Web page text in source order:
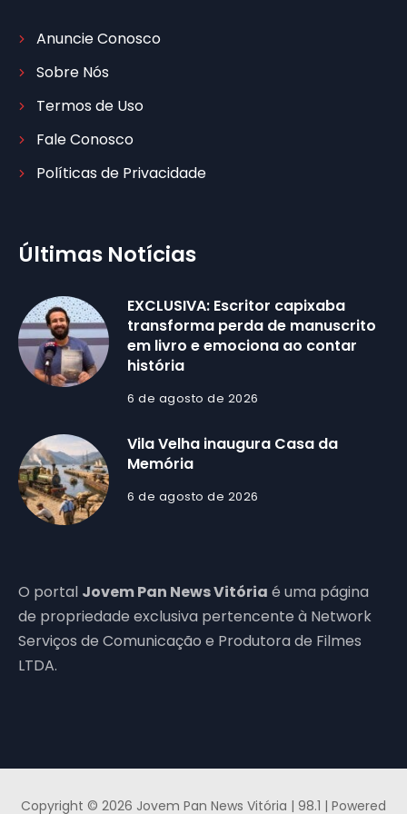
Anuncie Conosco
Sobre Nós
Termos de Uso
Fale Conosco
Políticas de Privacidade
Últimas Notícias
EXCLUSIVA: Escritor capixaba
transforma perda de manuscrito
em livro e emociona ao contar
história
6 de agosto de 2026
Vila Velha inaugura Casa da
Memória
6 de agosto de 2026
O portal Jovem Pan News Vitória é uma página
de propriedade exclusiva pertencente à Network
Serviços de Comunicação e Produtora de Filmes
LTDA.
Copyright © 2026 Jovem Pan News Vitória | 98.1 | Powered